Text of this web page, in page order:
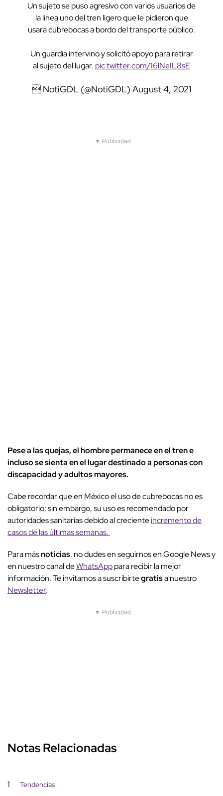
Un sujeto se puso agresivo con varios usuarios de
la línea uno del tren ligero que le pidieron que
usara cubrebocas a bordo del transporte público.
Un guardia intervino y solicitó apoyo para retirar
al sujeto del lugar. pic.twitter.com/16lNeIL8sE
 NotiGDL (@NotiGDL) August 4, 2021
▼ Publicidad
Pese a las quejas, el hombre permanece en el tren e
incluso se sienta en el lugar destinado a personas con
discapacidad y adultos mayores.
Cabe recordar que en México el uso de cubrebocas no es
obligatorio; sin embargo, su uso es recomendado por
autoridades sanitarias debido al crecienteincremento de
casos de las últimas semanas.
Para másnoticias, no dudes en seguirnos en Google News y
en nuestro canal deWhatsApppara recibir la mejor
información. Te invitamos a suscribirtegratisa nuestro
Newsletter.
▼ Publicidad
Notas Relacionadas
1 Tendencias